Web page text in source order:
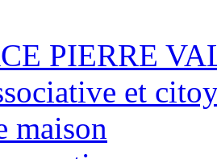
PIERRE
et
maison